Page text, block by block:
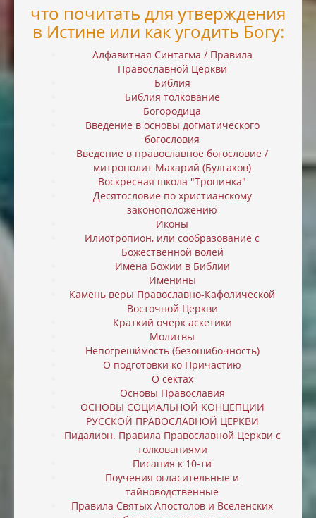
что почитать для утверждения
в Истине или как угодить Богу:
Алфавитная Синтагма / Правила
Православной Церкви
Библия
Библия толкование
Богородица
Введение в основы догматического
богословия
Введение в православное богословие /
митрополит Макарий (Булгаков)
Воскресная школа "Тропинка"
Десятословие по христианскому
законоположению
Иконы
Илиотропион, или cообразование с
Божественной волей
Имена Божии в Библии
Именины
Камень веры Православно-Кафолической
Восточной Церкви
Краткий очерк аскетики
Молитвы
Непогреши́мость (безошибочность)
О подготовки ко Причастию
О сектах
Основы Православия
ОСНОВЫ СОЦИАЛЬНОЙ КОНЦЕПЦИИ
РУССКОЙ ПРАВОСЛАВНОЙ ЦЕРКВИ
Пидалион. Правила Православной Церкви с
толкованиями
Писания к 10-ти
Поучения огласительные и
тайноводственные
Правила Святых Апостолов и Вселенских